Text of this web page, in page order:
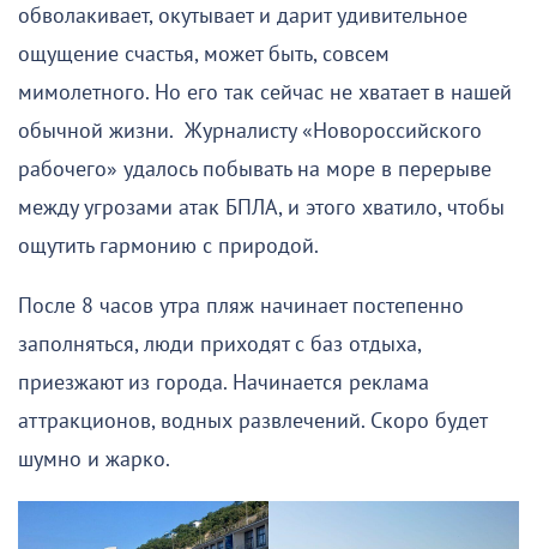
обволакивает, окутывает и дарит удивительное
ощущение счастья, может быть, совсем
мимолетного. Но его так сейчас не хватает в нашей
обычной жизни. Журналисту «Новороссийского
рабочего» удалось побывать на море в перерыве
между угрозами атак БПЛА, и этого хватило, чтобы
ощутить гармонию с природой.
После 8 часов утра пляж начинает постепенно
заполняться, люди приходят с баз отдыха,
приезжают из города. Начинается реклама
аттракционов, водных развлечений. Скоро будет
шумно и жарко.